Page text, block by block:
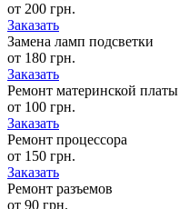
от 200 грн.
Заказать
Замена ламп подсветки
от 180 грн.
Заказать
Ремонт материнской платы
от 100 грн.
Заказать
Ремонт процессора
от 150 грн.
Заказать
Ремонт разъемов
от 90 грн.